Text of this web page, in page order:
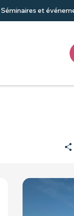
Séminaires et